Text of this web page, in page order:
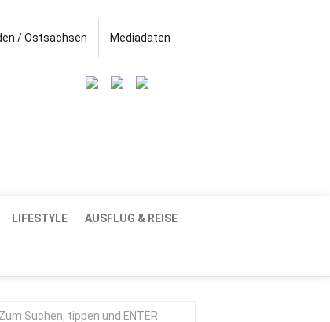
/ Ostsachsen Mediadaten
LIFESTYLE AUSFLUG & REISE